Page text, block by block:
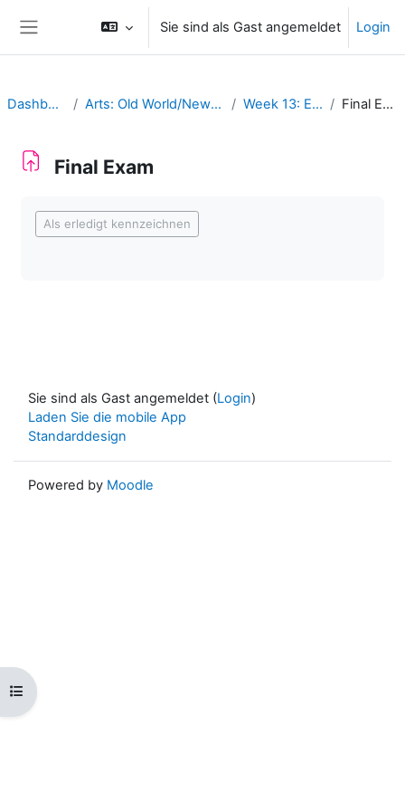
Website-Übersicht
Sie sind als Gast angemeldet Login
Kursindex öffnen
Dashboard Arts: Old World/New World Week 13: Exam Final Exam
Final Exam
Als erledigt kennzeichnen
Sie sind als Gast angemeldet (Login)
Laden Sie die mobile App
Standarddesign
Powered by Moodle